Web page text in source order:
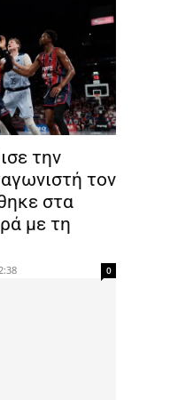
την
τον
στα
με τη
0